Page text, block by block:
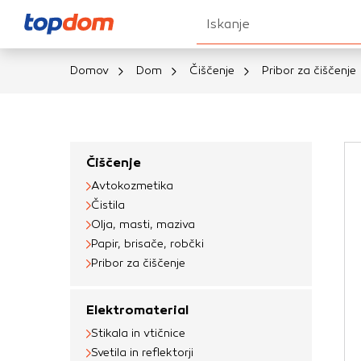
Domov Dom Čiščenje Pribor za čiščenje
Čiščenje
Avtokozmetika
Čistila
Olja, masti, maziva
Papir, brisače, robčki
Pribor za čiščenje
Elektromaterial
Stikala in vtičnice
Svetila in reflektorji
Ko obiščete katero
brskalnika,
vašo napravo ali pa
informacije
prilagojeno
različna imena
določenih vrst